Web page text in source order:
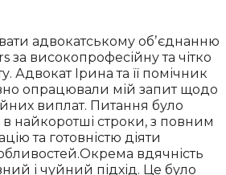
адвокатському обʼєднанню
за високопрофесійну та чітко
Адвокат Ірина та її помічник
опрацювали мій запит щодо
виплат. Питання було
в найкоротші строки, з повним
та готовністю діяти
вдячність
і чуйний підхід. Це було